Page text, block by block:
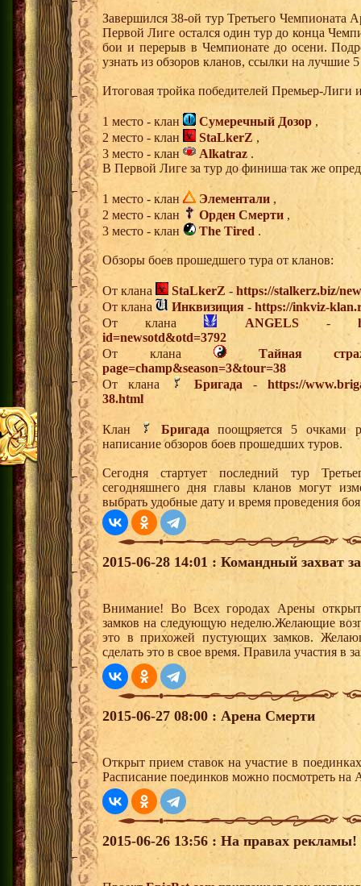
Завершился 38-ой тур Третьего
Первой Лиге остался один тур до конца
бои и перерыв в Чемпионате до осени.
узнать из обзоров кланов, ссылки на
Итоговая тройка победителей Премьер-Лиги
1 место - клан Сумеречный Дозор ,
2 место - клан
StaLkerZ ,
3 место - клан
Alkatraz .
В Первой Лиге за тур до финиша так же
1 место - клан Элементали ,
2 место - клан
Орден Смерти ,
3 место - клан
The Tired .
Обзоры боев прошедшего тура от кланов:
От клана StaLkerZ - https://stalkerz.biz/
От клана
Инквизиция - https://inkviz-
От клана
ANGELS-
id=newsotd&otd=3792
От клана
Тайная
page=champ&season=3&tour=38
От клана
Бригада -https://
38.html
Клан Бригада поощряется 5 очками
написание обзоров боев прошедших туров.
Сегодня стартует последний тур
сегодняшнего дня главы кланов могут
выбрать удобные дату и время проведения
2015-06-28 14:01 : Командный захват
Внимание! Во Всех городах Арены
замков на следующую неделю.Желающие
это в прихожей пустующих замков.
сделать это в свое время. Правила участия в
2015-06-27 08:00 : Арена Смерти
Открыт прием ставок на участие в
Расписание поединков можно посмотреть на
2015-06-26 13:56 : На правах рекламы!